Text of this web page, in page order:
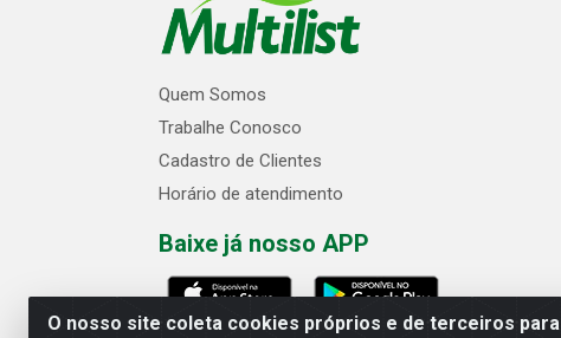
O nosso site coleta cookies próprios e de terceiros para
Quem Somos
Trabalhe Conosco
Cadastro de Clientes
Horário de atendimento
Baixe já nosso APP